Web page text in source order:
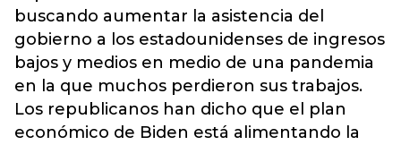
buscando aumentar la asistencia del
gobierno a los estadounidenses de ingresos
bajos y medios en medio de una pandemia
en la que muchos perdieron sus trabajos.
Los republicanos han dicho que el plan
económico de Biden está alimentando la